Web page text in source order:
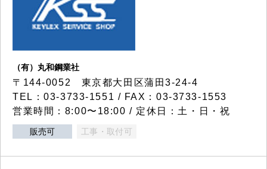
（有）丸和鋼業社
〒144-0052 東京都大田区蒲田3-24-4
TEL：03-3733-1551 / FAX：03-3733-1553
営業時間：8:00〜18:00 / 定休日：土・日・祝
販売可 工事・取付可